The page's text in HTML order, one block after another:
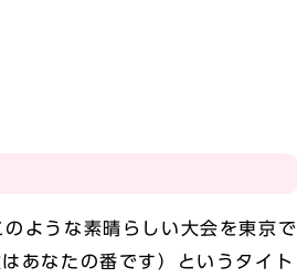
ような素晴らしい大会を東京で
あなたの番です）というタイト